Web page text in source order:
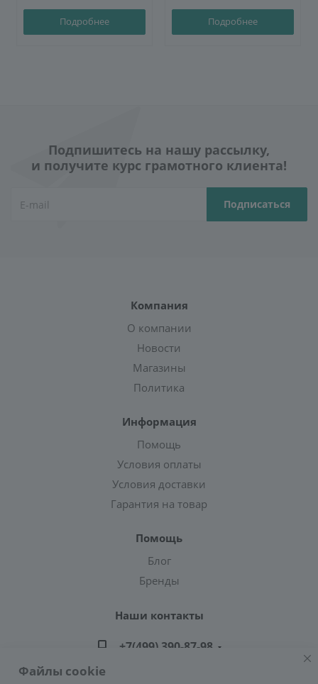
Подробнее Подробнее
Подпишитесь на нашу рассылку,
и получите курс грамотного клиента!
Компания
О компании
Новости
Магазины
Политика
Информация
Помощь
Условия оплаты
Условия доставки
Гарантия на товар
Помощь
Блог
Бренды
Наши контакты
+7(499) 390-87-98
Файлы cookie